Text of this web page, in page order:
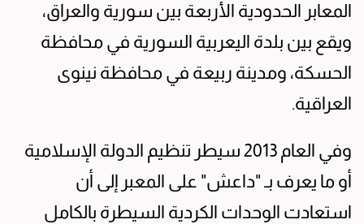
المعابر الحدودية الأربعة بين سورية والعراق،
ويقع بين بلدة اليعربية السورية في محافظة
الحسكة، ومدينة ربيعة في محافظة نينوى
العراقية.
وفي العام 2013 سيطر تنظيم الدولة الإسلامية
أو ما يعرف بـ "داعش" على المعبر إلى أن
استعادت الوحدات الكردية السيطرة بالكامل